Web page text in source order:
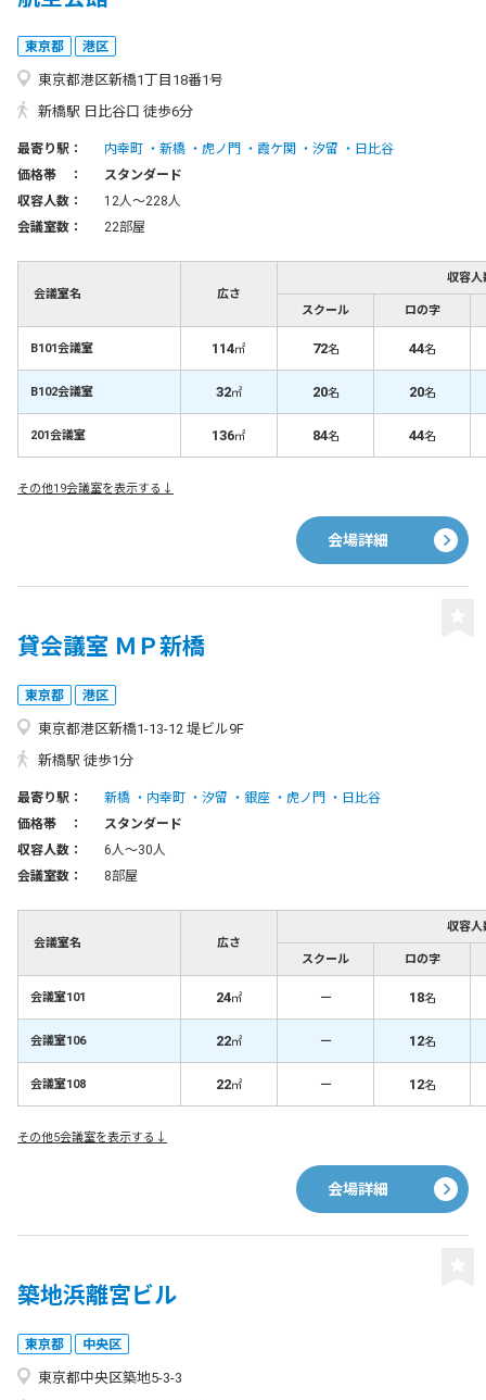
東京都 港区
東京都港区新橋1丁目18番1号
新橋駅 日比谷口 徒歩6分
最寄り駅： 内幸町 新橋 虎ノ門 霞ケ関 汐留
日比谷
価格帯 ：
スタンダード
収容人数：
12人〜228人
会議室数：
22部屋
会議室名 広さ
収容人
スクール ロの字
B101会議室 114㎡ 72名 44名
B102会議室 32㎡ 20名 20名
201会議室 136㎡ 84名 44名
その他19会議室を表示する↓
会場詳細
貸会議室 ＭＰ新橋
東京都 港区
東京都港区新橋1-13-12 堤ビル9F
新橋駅 徒歩1分
最寄り駅： 新橋 内幸町 汐留 銀座 虎ノ門
日比谷
価格帯 ：
スタンダード
収容人数：
6人〜30人
会議室数：
8部屋
会議室名 広さ
収容人
スクール ロの字
会議室101 24㎡ － 18名
会議室106 22㎡ － 12名
会議室108 22㎡ － 12名
その他5会議室を表示する↓
会場詳細
築地浜離宮ビル
東京都 中央区
東京都中央区築地5-3-3